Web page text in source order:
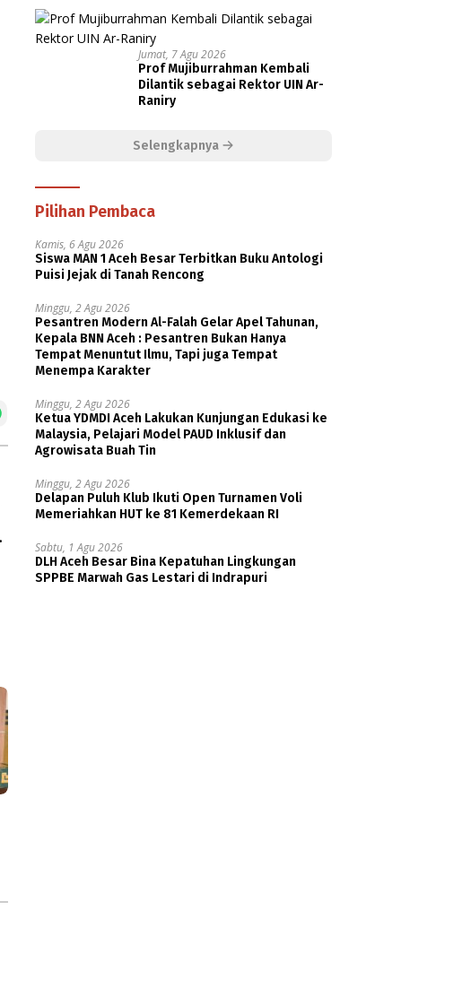
Jumat, 7 Agu 2026
Prof Mujiburrahman Kembali
Dilantik sebagai Rektor UIN Ar-
Raniry
Selengkapnya
Pilihan Pembaca
Kamis, 6 Agu 2026
Siswa MAN 1 Aceh Besar Terbitkan Buku Antologi
Puisi Jejak di Tanah Rencong
Minggu, 2 Agu 2026
Pesantren Modern Al-Falah Gelar Apel Tahunan,
Kepala BNN Aceh : Pesantren Bukan Hanya
Tempat Menuntut Ilmu, Tapi juga Tempat
Menempa Karakter
Minggu, 2 Agu 2026
Ketua YDMDI Aceh Lakukan Kunjungan Edukasi ke
Malaysia, Pelajari Model PAUD Inklusif dan
Agrowisata Buah Tin
Minggu, 2 Agu 2026
Delapan Puluh Klub Ikuti Open Turnamen Voli
Memeriahkan HUT ke 81 Kemerdekaan RI
Sabtu, 1 Agu 2026
DLH Aceh Besar Bina Kepatuhan Lingkungan
SPPBE Marwah Gas Lestari di Indrapuri